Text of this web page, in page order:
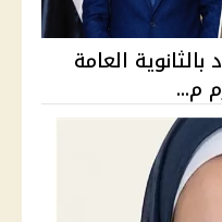
الراسب في 3 مواد بالثانوية العامة
م...